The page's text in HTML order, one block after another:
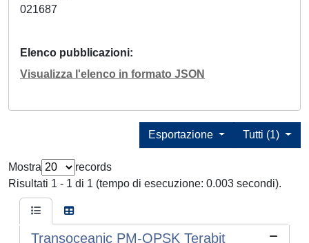
021687
Elenco pubblicazioni
Visualizza l'elenco in formato JSON
Tutti (1)
Esportazione
Mostra
records
Risultati 1 - 1 di 1 (tempo di esecuzione: 0.003 secondi).
Transoceanic PM-QPSK Terabit